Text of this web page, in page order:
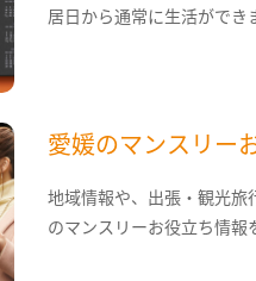
居日から通常に生活ができ
愛媛のマンスリー
地域情報や、出張・観光旅
のマンスリーお役立ち情報